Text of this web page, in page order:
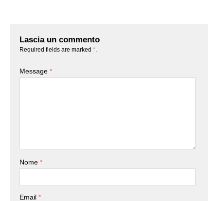
Lascia un commento
Required fields are marked *
Message *
Nome *
Email *